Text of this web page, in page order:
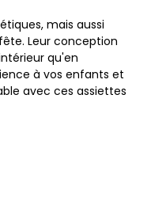
mais aussi
Leur conception
qu'en
à vos enfants et
avec ces assiettes